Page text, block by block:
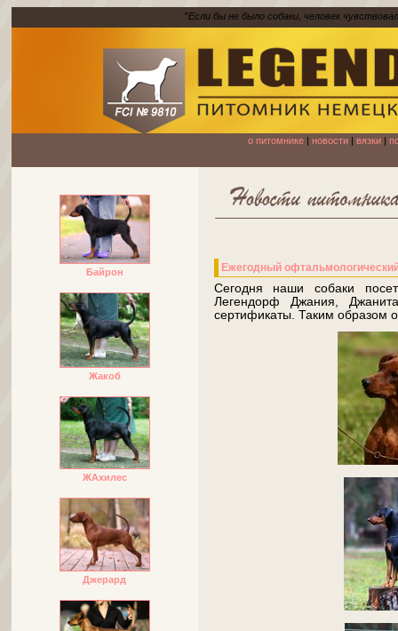
"Если бы не было собаки, человек
о питомнике| новости| вязки|
Байрон
Жакоб
ЖАхилес
Джерард
Ежегодный
Сегодня наши собаки
Легендорф Джания,
сертификаты. Таким образом